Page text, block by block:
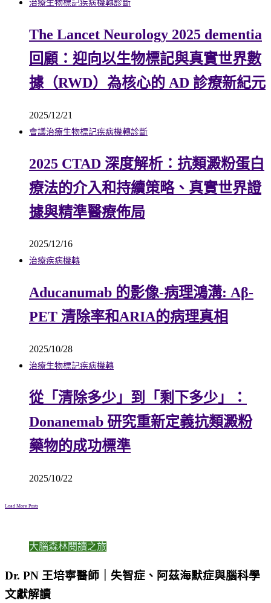
治療生物標記疾病機轉診斷
The Lancet Neurology 2025 dementia
回顧：迎向以生物標記與真實世界數
據（RWD）為核心的 AD 診療新紀元
2025/12/21
會議治療生物標記疾病機轉診斷
2025 CTAD 深度解析：抗類澱粉蛋白
療法的介入和持續策略、真實世界證
據與精準醫療佈局
2025/12/16
治療疾病機轉
Aducanumab 的影像-病理鴻溝: Aβ-
PET 清除率和ARIA的病理真相
2025/10/28
治療生物標記疾病機轉
從「清除多少」到「剩下多少」：
Donanemab 研究重新定義抗類澱粉
藥物的成功標準
2025/10/22
Load More Posts
大腦森林閱讀之旅
Dr. PN 王培寧醫師｜失智症、阿茲海默症與腦科學
文獻解讀